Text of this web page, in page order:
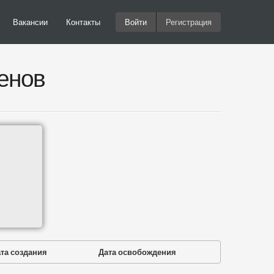
Вакансии Контакты Войти Регистрация
создания Дата освобождения